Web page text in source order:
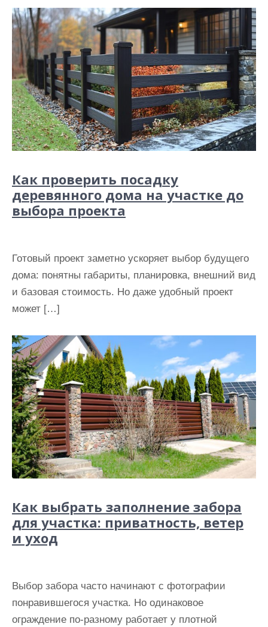
Как проверить посадку
деревянного дома на участке до
выбора проекта
Готовый проект заметно ускоряет выбор будущего
дома: понятны габариты, планировка, внешний вид
и базовая стоимость. Но даже удобный проект
может […]
Как выбрать заполнение забора
для участка: приватность, ветер
и уход
Выбор забора часто начинают с фотографии
понравившегося участка. Но одинаковое
ограждение по-разному работает у плотной